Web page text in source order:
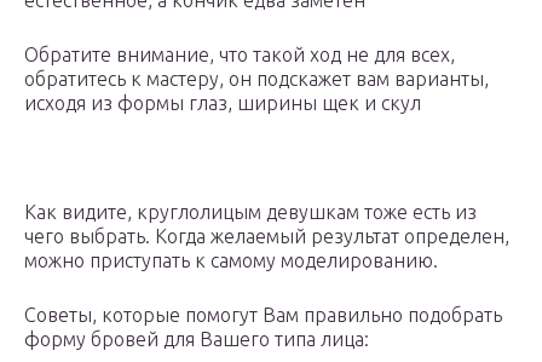
Обратите внимание, что такой ход не для всех,
обратитесь к мастеру, он подскажет вам варианты,
исходя из формы глаз, ширины щек и скул
Как видите, круглолицым девушкам тоже есть из
чего выбрать. Когда желаемый результат определен,
можно приступать к самому моделированию.
Советы, которые помогут Вам правильно подобрать
форму бровей для Вашего типа лица: